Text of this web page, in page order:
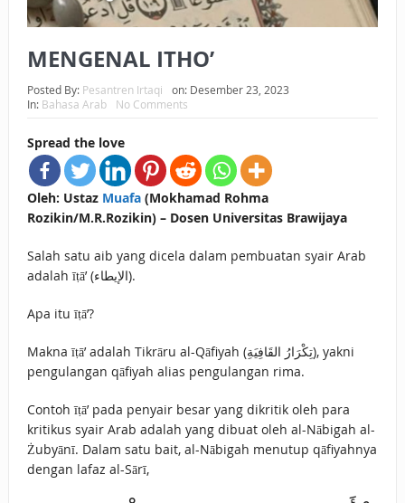
KEPEMILIKANNYA BERUBAH
HUKUM MEMBAYAR ZAKAT DENGAN CARA MENGANGSUR
HUKUM MEMBAYAR ZAKAT KEPADA KERABAT SENDIRI
MENGENAL ITHO’
Posted By: Pesantren Irtaqi on: Desember 23, 2023
In: Bahasa Arab No Comments
Spread the love
Oleh: Ustaz Muafa(Mokhamad Rohma
Rozikin/M.R.Rozikin) – Dosen Universitas Brawijaya
Salah satu aib yang dicela dalam pembuatan syair Arab
adalah īṭā’ (الإيطاء).
Apa itu īṭā’?
Makna īṭā’ adalah Tikrāru al-Qāfiyah (تِكْرَارُ القَافِيَةِ), yakni
pengulangan qāfiyah alias pengulangan rima.
Contoh īṭā’ pada penyair besar yang dikritik oleh para
kritikus syair Arab adalah yang dibuat oleh al-Nābigah al-
Żubyānī. Dalam satu bait, al-Nābigah menutup qāfiyahnya
dengan lafaz al-Sārī,